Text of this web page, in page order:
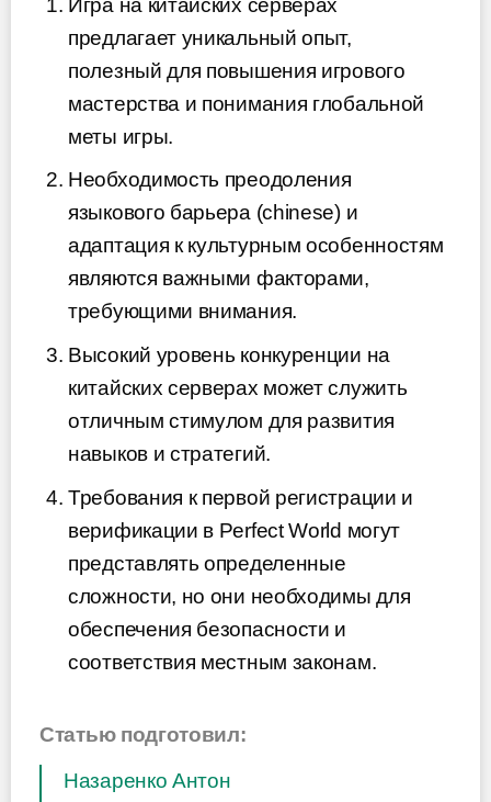
Игра на китайских серверах
предлагает уникальный опыт,
полезный для повышения игрового
мастерства и понимания глобальной
меты игры.
Необходимость преодоления
языкового барьера (chinese) и
адаптация к культурным особенностям
являются важными факторами,
требующими внимания.
Высокий уровень конкуренции на
китайских серверах может служить
отличным стимулом для развития
навыков и стратегий.
Требования к первой регистрации и
верификации в Perfect World могут
представлять определенные
сложности, но они необходимы для
обеспечения безопасности и
соответствия местным законам.
Статью подготовил:
Назаренко Антон